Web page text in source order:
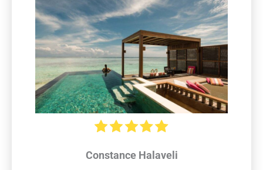
Constance Halaveli